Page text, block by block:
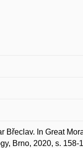
In Great
Brno, 2020, s.